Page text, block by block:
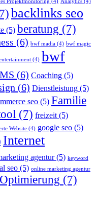
Projektmonitoring (4) Analytics (4)
backlinks seo
(5) beratung (7)
(6) bwf madia (4) bwf magic
(4) bwf
(6) Coaching (5)
(6) Dienstleistung (5)
seo (5) Familie
(7) freizeit (5)
Website (4) google seo (5)
Internet
agentur(5) keyword
seo (5) online marketing agentur
(7)